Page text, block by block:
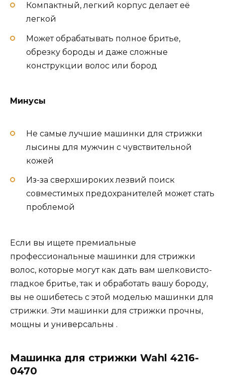
Компактный, легкий корпус делает её
легкой
Может обрабатывать полное бритье,
обрезку бороды и даже сложные
конструкции волос или бород
Минусы
Не самые лучшие машинки для стрижки
лысины для мужчин с чувствительной
кожей
Из-за сверхшироких лезвий поиск
совместимых предохранителей может стать
проблемой
Если вы ищете премиальные
профессиональные машинки для стрижки
волос, которые могут как дать вам шелковисто-
гладкое бритье, так и обработать вашу бороду,
вы не ошибетесь с этой моделью машинки для
стрижки. Эти машинки для стрижки прочны,
мощны и универсальны .
Машинка для стрижки Wahl 4216-
0470